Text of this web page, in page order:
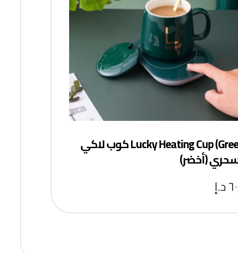
Lucky Heating Cup (Green) كوب لاكي
(أخضر)
د.إ